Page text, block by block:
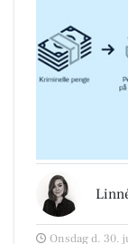
Onsdag d. 30.